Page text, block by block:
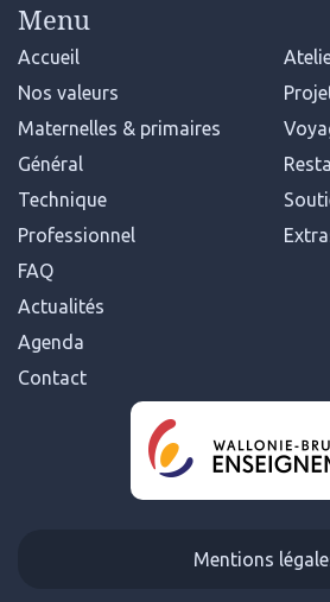
Menu
Accueil
Nos valeurs
Maternelles & primaires
Général
Technique
Professionnel
FAQ
Actualités
Agenda
Contact
Mentions